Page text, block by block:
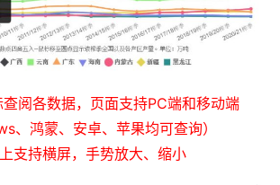
阅各数据，页面支持PC端和移动端
、鸿蒙、安卓、苹果均可查询）
支持横屏，手势放大、缩小